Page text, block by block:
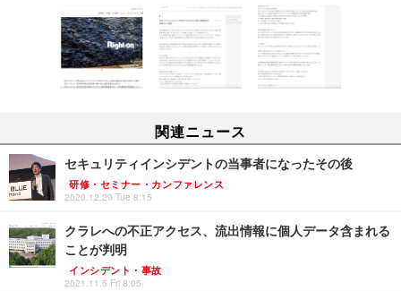
関連ニュース
セキュリティインシデントの当事者になったその後
研修・セミナー・カンファレンス
2020.12.29 Tue 8:15
クラレへの不正アクセス、流出情報に個人データ含まれる
ことが判明
インシデント・事故
2021.11.5 Fri 8:05